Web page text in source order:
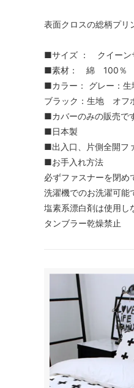
表面クロスの総柄プリ
■サイズ ： クイーン
■素材： 綿 100％
■カラー： グレー：
ブラック：生地 オ
■カバーのみの販売で
■日本製
■出入口、片側全開フ
■お手入れ方法
必ずファスナーを閉め
洗濯機でのお洗濯可能
塩素系漂白剤は使用し
タンブラー乾燥禁止